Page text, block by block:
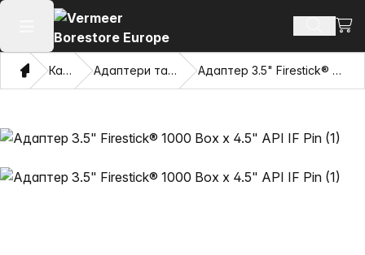
Відкрити головне меню Пошук
Дім Каталог Адаптери та витягувачі очі Адаптер 3.5" Firestick® 1000 Box x 4.5" API IF Pin